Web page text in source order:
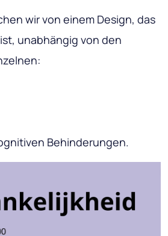
wir von einem Design, das
unabhängig von den
Behinderungen.